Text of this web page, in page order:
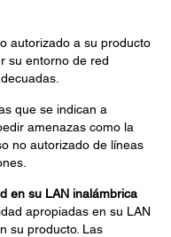
autorizado a su producto
su entorno de red
que se indican a
amenazas como la
no autorizado de líneas
en su LAN inalámbrica
apropiadas en su LAN
su producto. Las